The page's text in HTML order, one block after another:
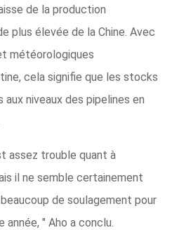
de la production
plus élevée de la Chine. Avec
météorologiques
cela signifie que les stocks
niveaux des pipelines en
assez trouble quant à
il ne semble certainement
de soulagement pour
" Aho a conclu.